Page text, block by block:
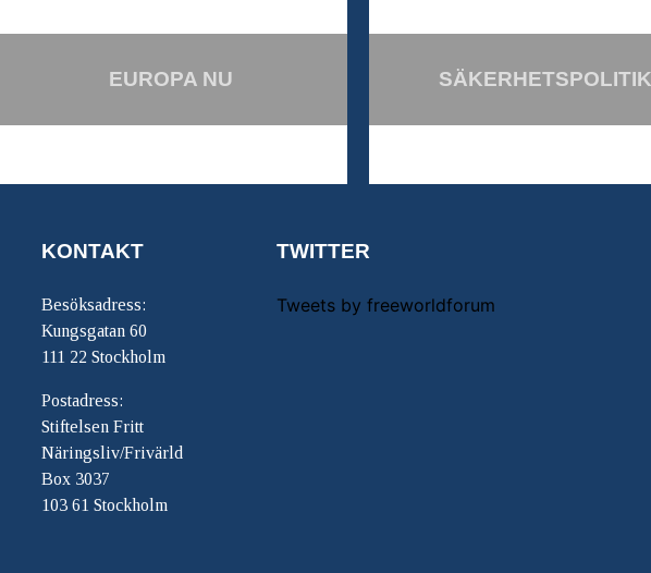
EUROPA NU SÄKERHETSPOLITIK
KONTAKT
Besöksadress:
Kungsgatan 60
111 22 Stockholm
Postadress:
Stiftelsen Fritt
Näringsliv/Frivärld
Box 3037
103 61 Stockholm
TWITTER
Tweets by freeworldforum